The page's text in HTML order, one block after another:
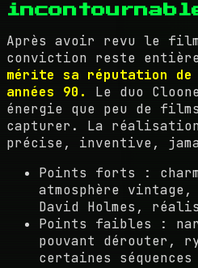
Après avoir revu le film
conviction reste
mérite sa réputation
années 90.
Le duo
énergie que peu de
capturer. La réalisation
précise, inventive,
Points forts :
atmosphère
David Holmes,
Points faibles :
pouvant dérouter,
certaines séquences